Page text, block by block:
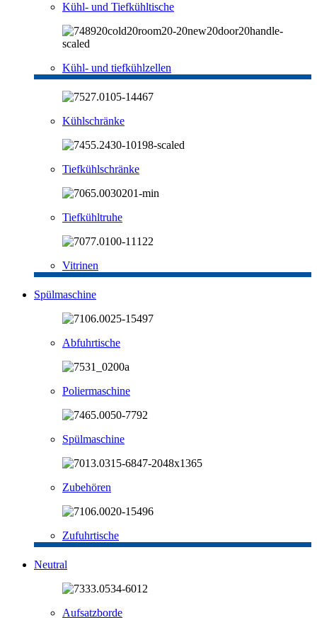
Kühl- und Tiefkühltische
Kühl- und tiefkühlzellen
Kühlschränke
Tiefkühlschränke
Tiefkühltruhe
Vitrinen
Spülmaschine
Abfuhrtische
Poliermaschine
Spülmaschine
Zubehören
Zufuhrtische
Neutral
Aufsatzborde